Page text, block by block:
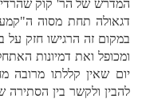
המדרש של הר' קוק
דגאולה תחת מסוה
במקום זה הרגישו חזק על
ומכופל ואת דמיונות
יום שאין קללתו מרובה
להבין ולקשר בין